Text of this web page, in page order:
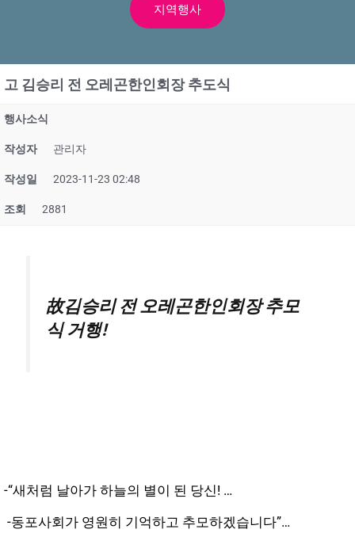
지역행사
고 김승리 전 오레곤한인회장 추도식
행사소식
작성자 관리자
작성일 2023-11-23 02:48
조회 2881
故김승리 전 오레곤한인회장 추모
식 거행!
-“새처럼 날아가 하늘의 별이 된 당신! …
-동포사회가 영원히 기억하고 추모하겠습니다”…